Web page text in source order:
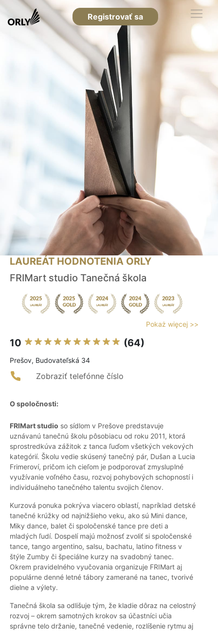
Registrovať sa
LAUREÁT HODNOTENIA ORLY
FRIMart studio Tanečná škola
Pokaż więcej >>
10 (64)
Prešov, Budovateľská 34
Zobraziť telefónne číslo
O spoločnosti:
FRIMart studio so sídlom v Prešove predstavuje
uznávanú tanečnú školu pôsobiacu od roku 2011, ktorá
sprostredkúva zážitok z tanca ľuďom všetkých vekových
kategórií. Školu vedie skúsený tanečný pár, Dušan a Lucia
Frimeroví, pričom ich cieľom je podporovať zmysluplné
využívanie voľného času, rozvoj pohybových schopností i
individuálneho tanečného talentu svojich členov.
Kurzová ponuka pokrýva viacero oblastí, napríklad detské
tanečné krúžky od najnižšieho veku, ako sú Mini dance,
Miky dance, balet či spoločenské tance pre deti a
mladých ľudí. Dospelí majú možnosť zvoliť si spoločenské
tance, tango argentino, salsu, bachatu, latino fitness v
štýle Zumby či špeciálne kurzy na svadobný tanec.
Okrem pravidelného vyučovania organizuje FRIMart aj
populárne denné letné tábory zamerané na tanec, tvorivé
dielne a výlety.
Tanečná škola sa odlišuje tým, že kladie dôraz na celostný
rozvoj – okrem samotných krokov sa účastníci učia
správne telo držanie, tanečné vedenie, rozlíšenie rytmu aj